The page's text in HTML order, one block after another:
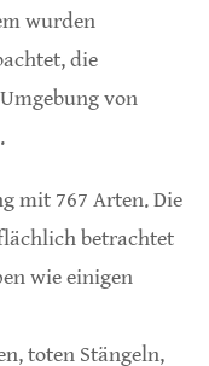
wurden
die
von
mit 767 Arten. Die
betrachtet
wie einigen
toten Stängeln,